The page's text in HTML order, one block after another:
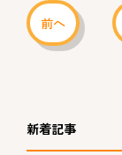
前へ
新着記事